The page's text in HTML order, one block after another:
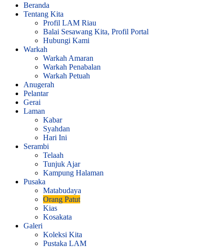
Beranda
Tentang Kita
Profil LAM Riau
Balai Sesawang Kita, Profil Portal
Hubungi Kami
Warkah
Warkah Amaran
Warkah Penabalan
Warkah Petuah
Anugerah
Pelantar
Gerai
Laman
Kabar
Syahdan
Hari Ini
Serambi
Telaah
Tunjuk Ajar
Kampung Halaman
Pusaka
Matabudaya
Orang Patut
Kias
Kosakata
Galeri
Koleksi Kita
Pustaka LAM